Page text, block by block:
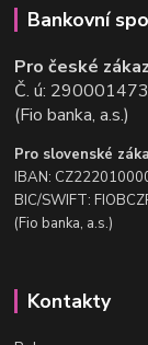
Bankovní
Pro české
Č. ú:
(Fio banka, a.s.)
Pro slovenské
IBAN:
BIC/SWIFT:
(Fio banka, a.s.)
Kontakty